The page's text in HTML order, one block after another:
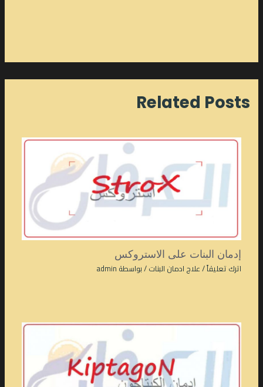
Related Posts
إدمان البنات على الاستروكس
اترك تعليقاً/علاج ادمان البنات/ بواسطة admin